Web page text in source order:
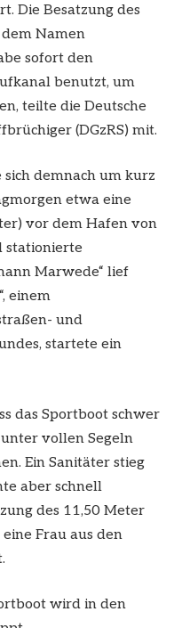
Die Besatzung des
Namen
sofort den
benutzt, um
teilte die Deutsche
(DGzRS) mit.
demnach um kurz
etwa eine
vor dem Hafen von
stationierte
Marwede“ lief
einem
und
startete ein
das Sportboot schwer
vollen Segeln
Ein Sanitäter stieg
aber schnell
des 11,50 Meter
Frau aus den